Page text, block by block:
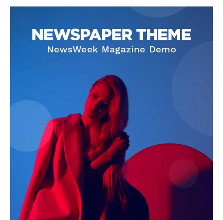
AIN NEWS 1
Contact Us
Privacy Policy
Terms of Use Agreement
Facebook
X WhatsApp
Share